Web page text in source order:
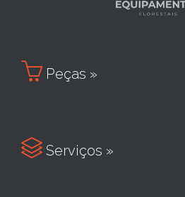
 Peças »
 Serviços »